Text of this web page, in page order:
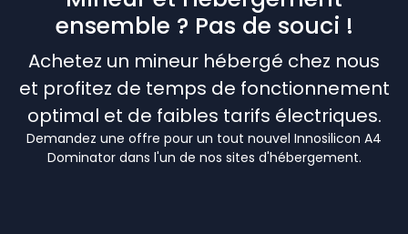
ensemble ? Pas de souci !
Achetez un mineur hébergé chez nous
et profitez de temps de fonctionnement
optimal et de faibles tarifs électriques.
Demandez une offre pour un tout nouvel Innosilicon A4
Dominator dans l'un de nos sites d'hébergement.